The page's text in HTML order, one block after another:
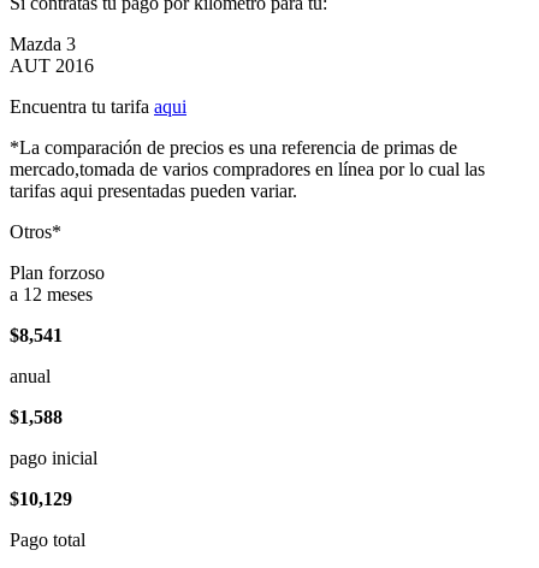
Mazda 3
AUT 2016
Encuentra tu tarifa aqui
*La comparación de precios es una referencia de primas de
mercado,tomada de varios compradores en línea por lo cual las
tarifas aqui presentadas pueden variar.
Otros*
Plan forzoso
a 12 meses
$8,541
anual
$1,588
pago inicial
$10,129
Pago total